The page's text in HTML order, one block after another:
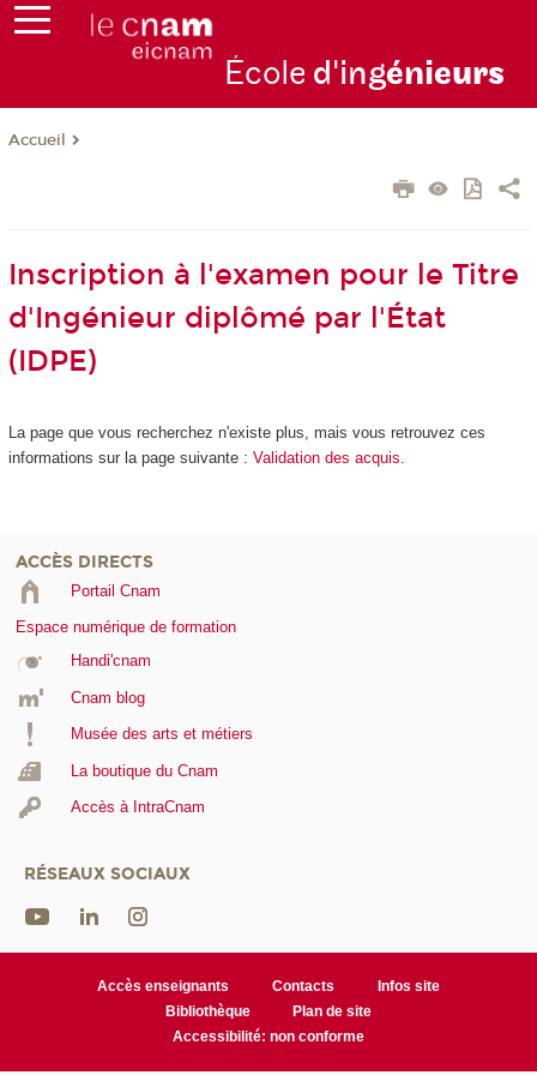
École d'ingénieurs
Accueil
Inscription à l'examen pour le Titre
d'Ingénieur diplômé par l'État
(IDPE)
La page que vous recherchez n'existe plus, mais vous retrouvez ces
informations sur la page suivante : Validation des acquis.
ACCÈS DIRECTS
Portail Cnam
Espace numérique de formation
Handi'cnam
Cnam blog
Musée des arts et métiers
La boutique du Cnam
Accès à IntraCnam
RÉSEAUX SOCIAUX
Accès enseignants Contacts
Infos site
Bibliothèque
Plan de site
Accessibilité: non conforme